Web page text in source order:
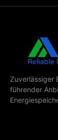
Zuverlässiger
führender